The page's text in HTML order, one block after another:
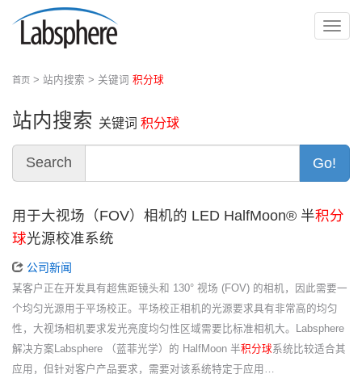
切
首页 > 站内搜索 > 关键词 积分球
站内搜索 关键词 积分球
Search Go!
用于大视场（FOV）相机的 LED HalfMoon® 半积分
球光源校准系统
公司新闻
某客户正在开发具有超焦距镜头和 130° 视场 (FOV) 的相机，因此需要一
个均匀光源用于平场校正。平场校正相机的光源要求具有非常高的均匀
性，大视场相机要求发光亮度均匀性区域需要比标准相机大。Labsphere
解决方案Labsphere （蓝菲光学）的 HalfMoon 半积分球系统比较适合其
应用，但针对客户产品要求，需要对该系统特定于应用…